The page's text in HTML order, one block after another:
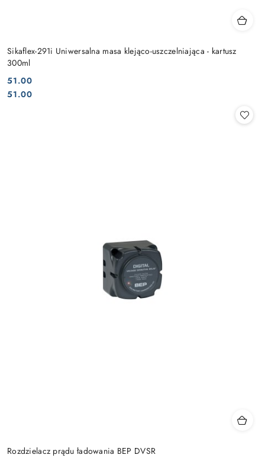
Sikaflex-291i Uniwersalna masa klejąco-uszczelniająca - kartusz
300ml
Cena:
51.00
Cena:
51.00
Rozdzielacz prądu ładowania BEP DVSR